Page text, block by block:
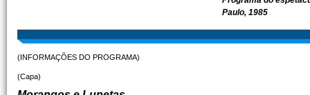
Paulo, 1985
(INFORMAÇÕES DO PROGRAMA)
(Capa)